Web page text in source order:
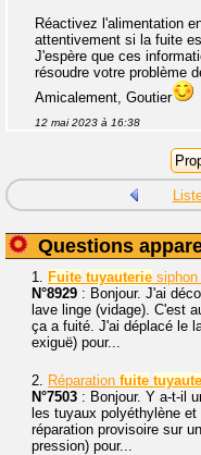
Réactivez l'alimentation
attentivement si la fuite
J'espère que ces
résoudre votre problème
Amicalement, Goutier
12 mai 2023 à 16:38
Questions
1. Fuite tuyauterie
N°8929 : Bonjour. J'ai
lave linge (vidage). C'est
ça a fuité. J'ai déplacé le
exiguë) pour...
2. Réparation fuite
N°7503 : Bonjour. Y a-t-il
les tuyaux polyéthylène
réparation provisoire sur
pression) pour...